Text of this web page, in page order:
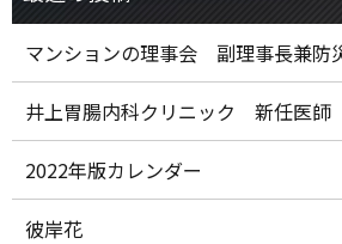
マンションの理事会 副理事長兼防
井上胃腸内科クリニック 新任医師
2022年版カレンダー
彼岸花